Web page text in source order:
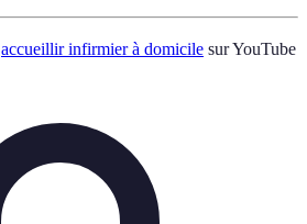
accueillir infirmier à domicile sur YouTube